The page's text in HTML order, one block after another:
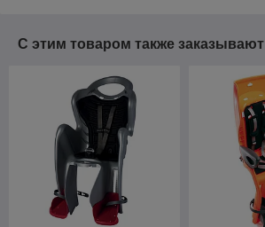
С этим товаром также заказывают